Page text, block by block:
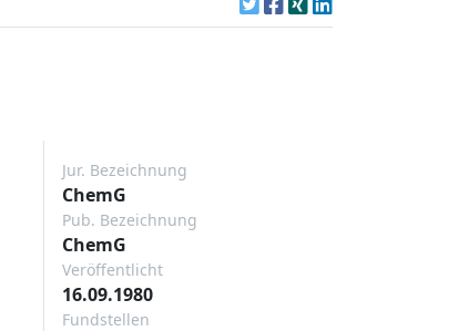
Jur. Bezeichnung
ChemG
Pub. Bezeichnung
ChemG
Veröffentlicht
16.09.1980
Fundstellen